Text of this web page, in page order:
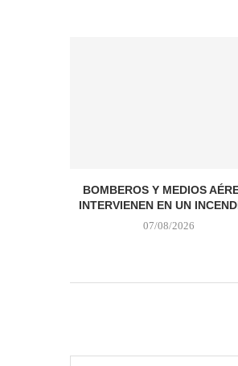
BOMBEROS Y MEDIOS
INTERVIENEN EN UN
07/08/2026